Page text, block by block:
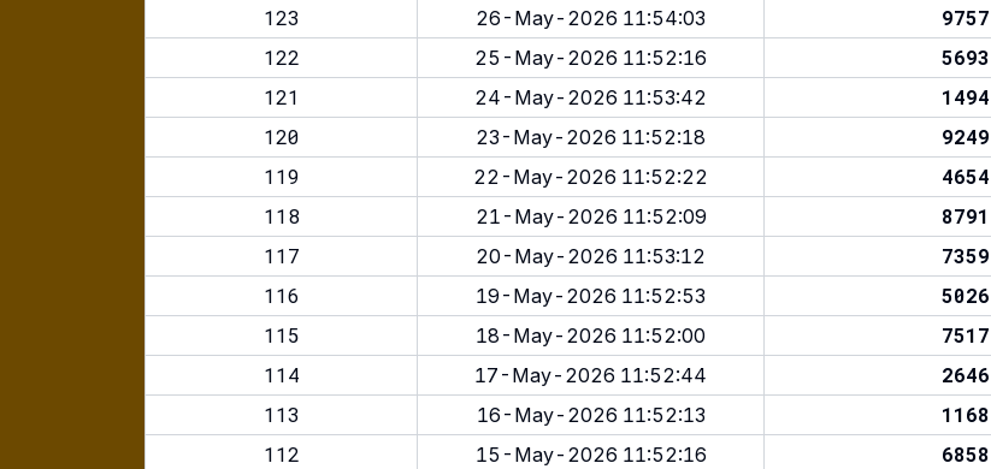
123
26-May-2026 11:54:03 9757
122
25-May-2026 11:52:16 5693
121
24-May-2026 11:53:42 1494
120
23-May-2026 11:52:18 9249
119
22-May-2026 11:52:22 4654
118
21-May-2026 11:52:09 8791
117
20-May-2026 11:53:12 7359
116
19-May-2026 11:52:53 5026
115
18-May-2026 11:52:00 7517
114
17-May-2026 11:52:44 2646
113
16-May-2026 11:52:13 1168
112
15-May-2026 11:52:16 6858